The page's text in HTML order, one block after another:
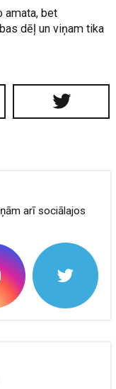
amata, bet
dēļ un viņam tika
arī sociālajos